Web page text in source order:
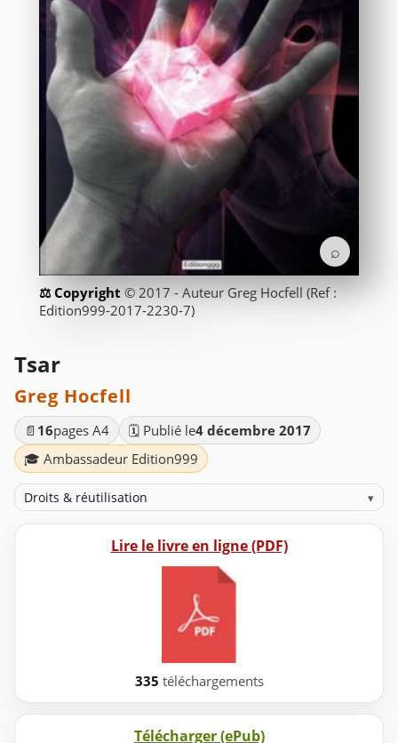
⌕
© 2017 - Auteur Greg Hocfell (Ref :
Edition999-2017-2230-7)
Tsar
Greg Hocfell
📄 16pages A4 🗓️ Publié le4 décembre 2017
🎓 Ambassadeur Edition999
Droits & réutilisation ▾
Lire le livre en ligne (PDF)
335 téléchargements
Télécharger (ePub)